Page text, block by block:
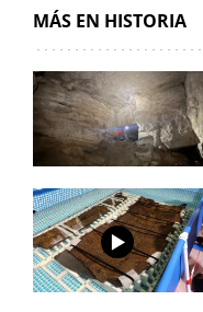
MÁS EN HISTORIA